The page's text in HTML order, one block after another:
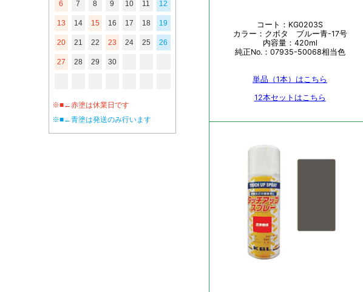
6 7 8 9 10 11 12
13 14 15 16 17 18 19
20 21 22 23 24 25 26
27 28 29 30
※■←赤塗は休業日です
※■←青塗は発送のみ行います